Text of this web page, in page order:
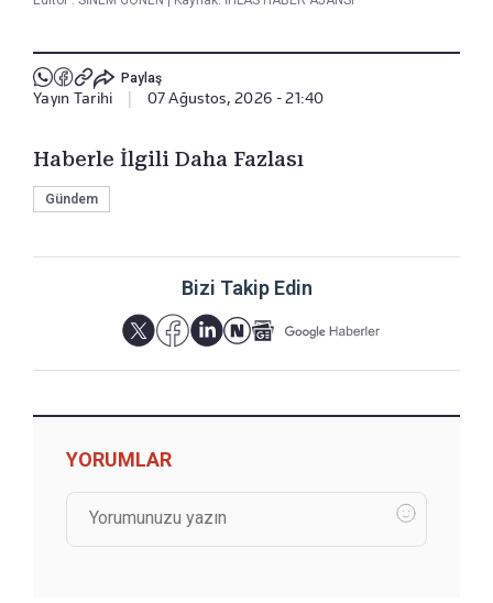
Paylaş
Yayın Tarihi 07 Ağustos, 2026 - 21:40
Haberle İlgili Daha Fazlası
Gündem
Bizi Takip Edin
YORUMLAR